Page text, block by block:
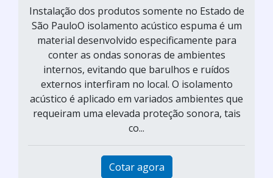
Instalação dos produtos somente no Estado de
São PauloO isolamento acústico espuma é um
material desenvolvido especificamente para
conter as ondas sonoras de ambientes
internos, evitando que barulhos e ruídos
externos interfiram no local. O isolamento
acústico é aplicado em variados ambientes que
requeiram uma elevada proteção sonora, tais
co...
Cotar agora